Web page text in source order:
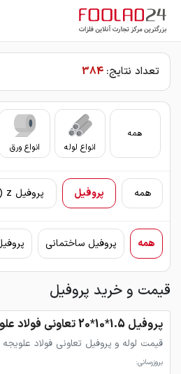
تعداد نتایج: 384
همه
انواع لوله
انواع ورق
همه پروفیل پروفیل z (زد)
همه پروفیل ساختمانی
قیمت و خرید پروفیل
پروفیل 1.5*10*20 تعاونی فولاد علویجه
قیمت لوله و پروفیل تعاونی فولاد علویجه
بروزرسانی: